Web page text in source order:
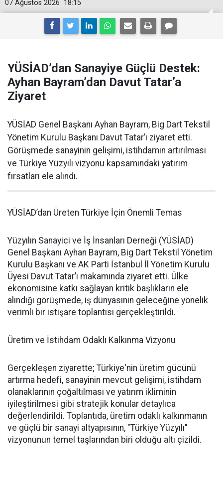
18:15
07 Ağustos 2026
YÜSİAD’dan Sanayiye Güçlü Destek:
Ayhan Bayram’dan Davut Tatar’a
Ziyaret
YÜSİAD Genel Başkanı Ayhan Bayram, Big Dart Tekstil
Yönetim Kurulu Başkanı Davut Tatar’ı ziyaret etti.
Görüşmede sanayinin gelişimi, istihdamın artırılması
ve Türkiye Yüzyılı vizyonu kapsamındaki yatırım
fırsatları ele alındı.
YÜSİAD’dan Üreten Türkiye İçin Önemli Temas
Yüzyılın Sanayici ve İş İnsanları Derneği (YÜSİAD)
Genel Başkanı Ayhan Bayram, Big Dart Tekstil Yönetim
Kurulu Başkanı ve AK Parti İstanbul İl Yönetim Kurulu
Üyesi Davut Tatar’ı makamında ziyaret etti. Ülke
ekonomisine katkı sağlayan kritik başlıkların ele
alındığı görüşmede, iş dünyasının geleceğine yönelik
verimli bir istişare toplantısı gerçekleştirildi.
Üretim ve İstihdam Odaklı Kalkınma Vizyonu
Gerçekleşen ziyarette; Türkiye'nin üretim gücünü
artırma hedefi, sanayinin mevcut gelişimi, istihdam
olanaklarının çoğaltılması ve yatırım ikliminin
iyileştirilmesi gibi stratejik konular detaylıca
değerlendirildi. Toplantıda, üretim odaklı kalkınmanın
ve güçlü bir sanayi altyapısının, "Türkiye Yüzyılı"
vizyonunun temel taşlarından biri olduğu altı çizildi.